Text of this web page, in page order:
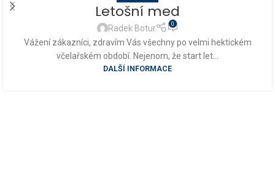
Letošní med
Radek Botur 0
Vážení zákazníci, zdravím Vás všechny po velmi hektickém
včelařském období. Nejenom, že start let...
DALŠÍ INFORMACE